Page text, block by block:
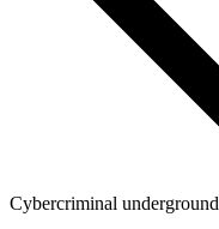
Cybercriminal underground